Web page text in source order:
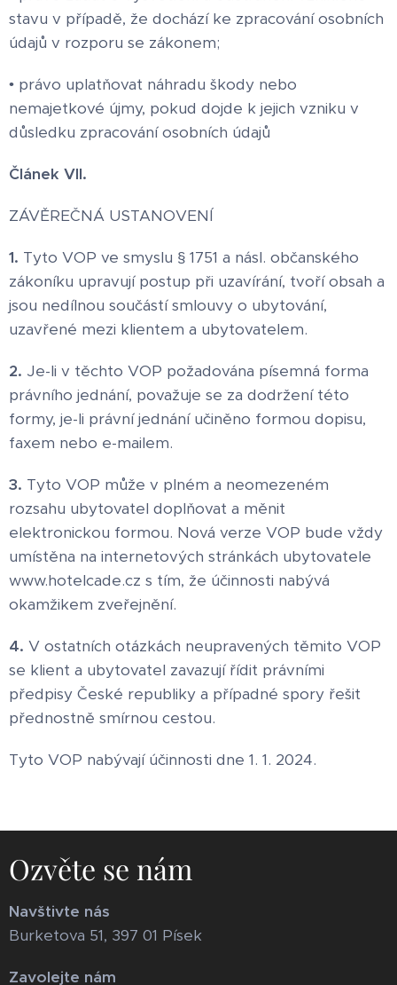
stavu v případě, že dochází ke zpracování osobních
údajů v rozporu se zákonem;
• právo uplatňovat náhradu škody nebo
nemajetkové újmy, pokud dojde k jejich vzniku v
důsledku zpracování osobních údajů
Článek VII.
ZÁVĚREČNÁ USTANOVENÍ
1. Tyto VOP ve smyslu § 1751 a násl. občanského
zákoníku upravují postup při uzavírání, tvoří obsah a
jsou nedílnou součástí smlouvy o ubytování,
uzavřené mezi klientem a ubytovatelem.
2. Je-li v těchto VOP požadována písemná forma
právního jednání, považuje se za dodržení této
formy, je-li právní jednání učiněno formou dopisu,
faxem nebo e-mailem.
3. Tyto VOP může v plném a neomezeném
rozsahu ubytovatel doplňovat a měnit
elektronickou formou. Nová verze VOP bude vždy
umístěna na internetových stránkách ubytovatele
www.hotelcade.cz s tím, že účinnosti nabývá
okamžikem zveřejnění.
4. V ostatních otázkách neupravených těmito VOP
se klient a ubytovatel zavazují řídit právními
předpisy České republiky a případné spory řešit
přednostně smírnou cestou.
Tyto VOP nabývají účinnosti dne 1. 1. 2024.
Ozvěte se nám
Navštivte nás
Burketova 51, 397 01 Písek
Zavolejte nám